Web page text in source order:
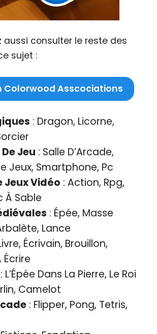
aussi consulter le reste des
sujet :
Colorwood Asscociations
: Dragon, Licorne,
Jeu : Salle D’Arcade,
Jeux, Smartphone, Pc
Jeux Vidéo : Action, Rpg,
À Sable
: Épée, Masse
Lance
Écrivain, Brouillon,
Écrire
L’Épée Dans La Pierre, Le Roi
Camelot
: Flipper, Pong, Tetris,